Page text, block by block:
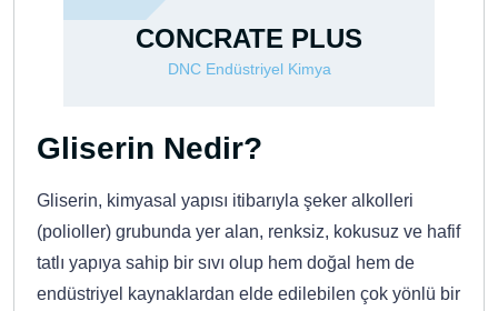
CONCRATE PLUS
DNC Endüstriyel Kimya
Gliserin Nedir?
Gliserin, kimyasal yapısı itibarıyla şeker alkolleri
(polioller) grubunda yer alan, renksiz, kokusuz ve hafif
tatlı yapıya sahip bir sıvı olup hem doğal hem de
endüstriyel kaynaklardan elde edilebilen çok yönlü bir